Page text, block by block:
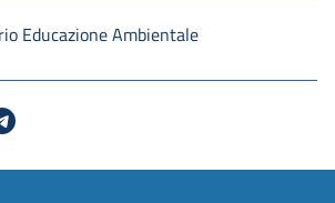
Educazione Ambientale